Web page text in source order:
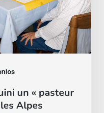
un « pasteur
Alpes